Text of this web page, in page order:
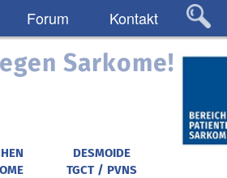
Forum Kontakt
Sarkome!
DESMOIDE
TGCT / PVNS